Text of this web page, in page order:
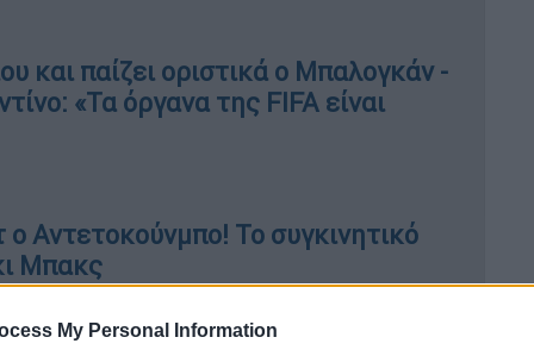
My Personal Information
και παίζει οριστικά ο Μπαλογκάν -
«Τα όργανα της FIFA είναι
Αντετοκούνμπο! Το συγκινητικό
Μπακς